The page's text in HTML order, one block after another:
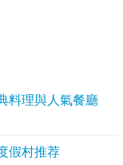
料理與人氣餐廳
假村推荐